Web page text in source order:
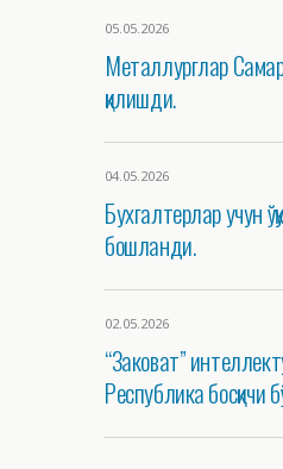
05.05.2026
Металлурглар
қилишди.
04.05.2026
Бухгалтерлар учун
бошланди.
02.05.2026
“Заковат”
Республика босқичи